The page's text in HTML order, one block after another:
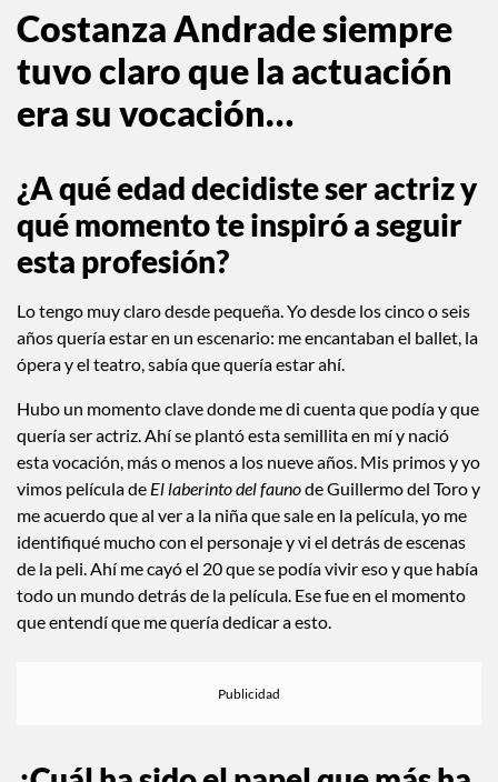
Costanza Andrade siempre
tuvo claro que la actuación
era su vocación…
¿A qué edad decidiste ser actriz y
qué momento te inspiró a seguir
esta profesión?
Lo tengo muy claro desde pequeña. Yo desde los cinco o seis
años quería estar en un escenario: me encantaban el ballet, la
Hubo un momento clave donde me di cuenta que podía y que
quería ser actriz. Ahí se plantó esta semillita en mí y nació
esta vocación, más o menos a los nueve años. Mis primos y yo
vimos película deEl laberinto del faunode Guillermo del Toro y
me acuerdo que al ver a la niña que sale en la película, yo me
identifiqué mucho con el personaje y vi el detrás de escenas
de la peli. Ahí me cayó el 20 que se podía vivir eso y que había
todo un mundo detrás de la película. Ese fue en el momento